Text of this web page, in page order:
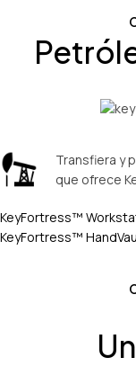
Transfiera y
que ofrece
KeyFortress™
KeyFortress™